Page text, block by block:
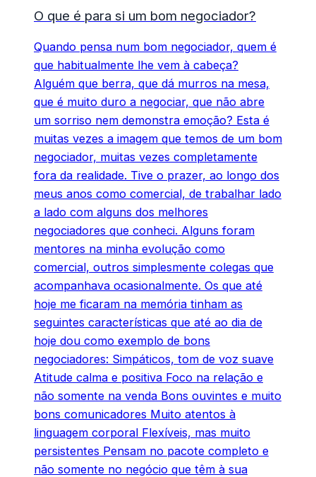
O que é para si um bom negociador?
Quando pensa num bom negociador, quem é
que habitualmente lhe vem à cabeça?
Alguém que berra, que dá murros na mesa,
que é muito duro a negociar, que não abre
um sorriso nem demonstra emoção? Esta é
muitas vezes a imagem que temos de um bom
negociador, muitas vezes completamente
fora da realidade. Tive o prazer, ao longo dos
meus anos como comercial, de trabalhar lado
a lado com alguns dos melhores
negociadores que conheci. Alguns foram
mentores na minha evolução como
comercial, outros simplesmente colegas que
acompanhava ocasionalmente. Os que até
hoje me ficaram na memória tinham as
seguintes características que até ao dia de
hoje dou como exemplo de bons
negociadores: Simpáticos, tom de voz suave
Atitude calma e positiva Foco na relação e
não somente na venda Bons ouvintes e muito
bons comunicadores Muito atentos à
linguagem corporal Flexíveis, mas muito
persistentes Pensam no pacote completo e
não somente no negócio que têm à sua